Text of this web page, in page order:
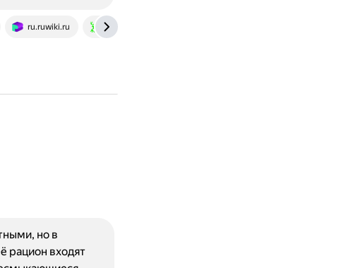
ru.ruwiki.ru givotniymir.ru
но в
рацион входят